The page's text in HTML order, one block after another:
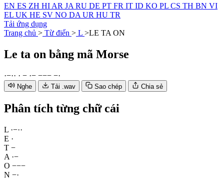
EN ES ZH HI AR JA RU DE PT FR IT ID KO PL CS TH BN VI
EL UK HE SV NO DA UR HU TR
Tải ứng dụng
Trang chủ > Từ điển > L >LE TA ON
Le ta on bằng mã Morse
·−·· · − ·− −−− −·
Nghe Tải .wav Sao chép Chia sẻ
Phân tích từng chữ cái
L ·−··
E ·
T −
A ·−
O −−−
N −·